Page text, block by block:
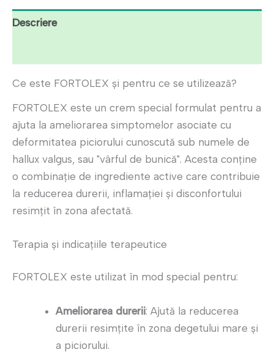
Descriere
Ce este FORTOLEX și pentru ce se utilizează?
FORTOLEX este un crem special formulat pentru a
ajuta la ameliorarea simptomelor asociate cu
deformitatea piciorului cunoscută sub numele de
hallux valgus, sau "vârful de bunică". Acesta conține
o combinație de ingrediente active care contribuie
la reducerea durerii, inflamației și disconfortului
resimțit în zona afectată.
Terapia și indicațiile terapeutice
FORTOLEX este utilizat în mod special pentru:
Ameliorarea durerii: Ajută la reducerea
durerii resimțite în zona degetului mare și
a piciorului.